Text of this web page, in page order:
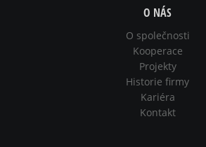
O NÁS
O společnosti
Kooperace
Projekty
Historie firmy
Kariéra
Kontakt